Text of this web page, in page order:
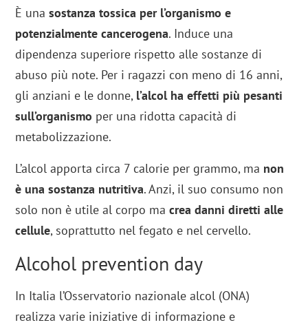
È una sostanza tossica per l’organismo e
potenzialmente cancerogena. Induce una
dipendenza superiore rispetto alle sostanze di
abuso più note. Per i ragazzi con meno di 16 anni,
gli anziani e le donne, l’alcol ha effetti più pesanti
sull’organismo per una ridotta capacità di
metabolizzazione.
L’alcol apporta circa 7 calorie per grammo, ma non
è una sostanza nutritiva. Anzi, il suo consumo non
solo non è utile al corpo macrea danni diretti alle
cellule, soprattutto nel fegato e nel cervello.
Alcohol prevention day
In Italia l’Osservatorio nazionale alcol (ONA)
realizza varie iniziative di informazione e